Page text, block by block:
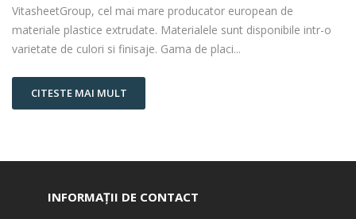
VitasheetGroup, cel mai mare producator european de
materiale plastice extrudate. Materialele sunt disponibile intr-o
varietate de culori si finisaje. Gama de placi...
CITESTE MAI MULT
INFORMAȚII DE CONTACT